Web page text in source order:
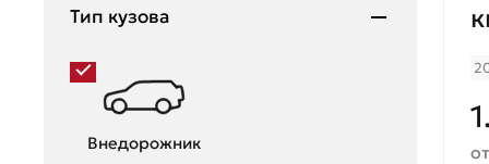
Skoda
Тип кузова
Внедорожник